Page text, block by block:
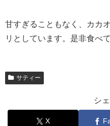
甘すぎることもなく、カカ
リとしています。是非食べ
サティー
シ
X